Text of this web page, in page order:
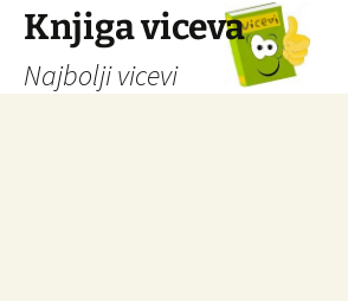
Knjiga viceva
Najbolji vicevi